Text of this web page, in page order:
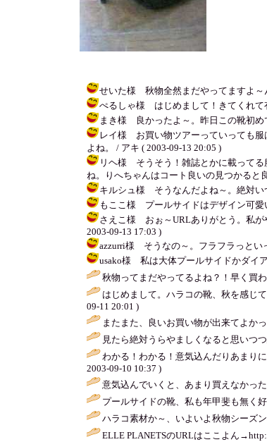
せいた様 秋物全然まだやってますよ～
ぺるしゃ様 はじめまして！きてくれて
まき様 良かったよ～。昨日この靴初め
レイ様 お買い物ツアーっていっても服
よね。 / アキ ( 2003-09-13 20:05 )
リヘ様 そうそう！雑誌とかに載ってる
ね。りへちゃんはコート良いの見つかると
キルシュ様 そうなんだよね～。絶対い
もここ様 プールサイドはデザイン可愛
さえこ様 おぉ～URLありがとう。私が
2003-09-13 17:03 )
azzurri様 そうなの～。フラフラっとい
usako様 私は大体プールサイドかダイ
秋物ってまだやってるよね？！早く買
はじめまして。ハラコの靴、秋を感じ
09-11 20:01 )
またまた、良いお買い物が出来てよか
見たら絶対うらやましくなると思いつ
わかる！わかる！意気込んだりあまり
2003-09-10 10:37 )
意気込んでいくと、あまり買えなかっ
プールサイドの靴、私も年甲斐も無く
ハラコ素材か～、いよいよ秋物シーズ
ELLE PLANETSのURLはここよん